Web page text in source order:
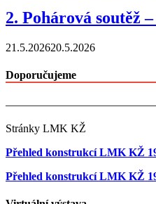
2. Pohárová soutěž
21.5.202620.5.2026
Doporučujeme
Stránky LMK KŽ
Přehled konstrukcí LMK KŽ
Přehled konstrukcí LMK KŽ